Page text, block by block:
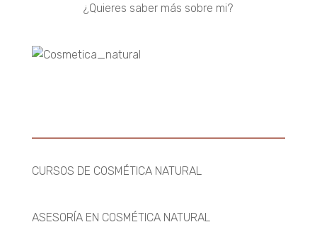
¿Quieres saber más sobre mi?
CURSOS DE COSMÉTICA NATURAL
ASESORÍA EN COSMÉTICA NATURAL